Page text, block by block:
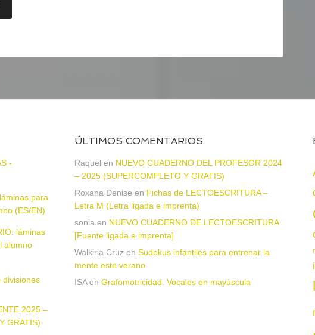
-
para
(ES/EN)
láminas
alumno
divisiones
2025 –
GRATIS)
ÚLTIMOS COMENTARIOS
Raquel en NUEVO CUADERNO DEL PROFESOR 2024
– 2025 (SUPERCOMPLETO Y GRATIS)
Roxana Denise en Fichas de LECTOESCRITURA –
Letra M (Letra ligada e imprenta)
sonia en NUEVO CUADERNO DE LECTOESCRITURA
[Fuente ligada e imprenta]
Walkiria Cruz en Sudokus infantiles para entrenar la
mente este verano
ISAen Grafomotricidad. Vocales en mayúscula